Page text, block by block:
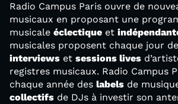
Radio Campus Paris ouvre de
musicaux en proposant une
musicale éclectique et
musicales proposent chaque jour
interviews et sessions lives
registres musicaux. Radio Campus
chaque année des labels de
collectifs de DJs à investir son